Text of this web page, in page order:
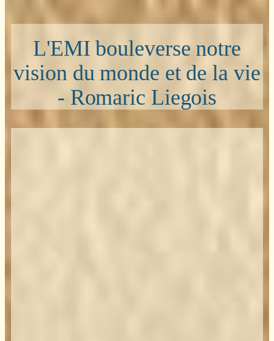
L'EMI bouleverse notre
vision du monde et de la vie
- Romaric Liegois